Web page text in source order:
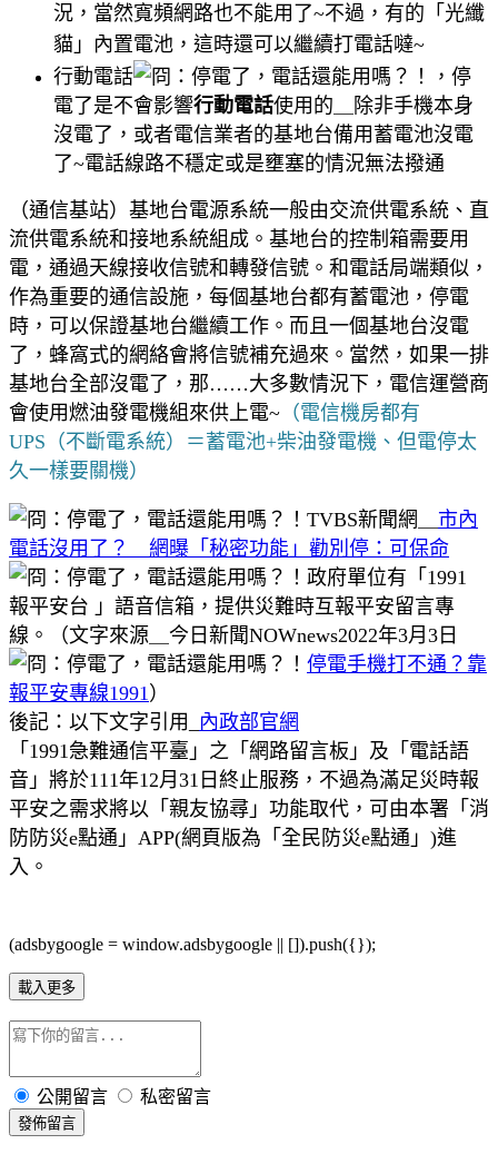
況，當然寬頻網路也不能用了~不過，有的「光纖
貓」內置電池，這時還可以繼續打電話噠~
行動電話
，停
電了是不會影響行動電話使用的＿除非手機本身
沒電了，或者電信業者的基地台備用蓄電池沒電
了~電話線路不穩定或是壅塞的情況無法撥通
（通信基站）基地台電源系統一般由交流供電系統、直
流供電系統和接地系統組成。基地台的控制箱需要用
電，通過天線接收信號和轉發信號。和電話局端類似，
作為重要的通信設施，每個基地台都有蓄電池，停電
時，可以保證基地台繼續工作。而且一個基地台沒電
了，蜂窩式的網絡會將信號補充過來。當然，如果一排
基地台全部沒電了，那……大多數情況下，電信運營商
會使用燃油發電機組來供上電~ （電信機房都有
UPS（不斷電系統）＝蓄電池+柴油發電機、但電停太
久一樣要關機）
TVBS新聞網＿ 市內
電話沒用了？ 網曝「秘密功能」勸別停：可保命
政府單位有「1991
報平安台 」語音信箱，提供災難時互報平安留言專
線。（文字來源＿今日新聞NOWnews2022年3月3日
停電手機打不通？靠
報平安專線1991 ）
後記：以下文字引用_ 內政部官網
「1991急難通信平臺」之「網路留言板」及「電話語
音」將於111年12月31日終止服務，不過為滿足災時報
平安之需求將以「親友協尋」功能取代，可由本署「消
防防災e點通」APP(網頁版為「全民防災e點通」)進
入。
(adsbygoogle = window.adsbygoogle || []).push({});
載入更多
公開留言 私密留言
發佈留言